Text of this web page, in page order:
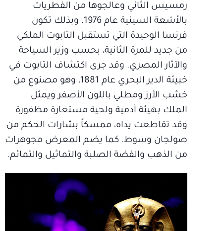
رمسيس الثاني وعالجوها من الفطريات
بالأشعة السينية عام 1976. وبذلك تكون
فرنسا الوحيدة التي تستقبل التابوت الملكي
من جديد للمرة الثانية، بحسب وزير السياحة
والآثار المصري. وقد جرى اكتشاف التابوت في
خبيئة الدير البحري عام 1881، وهو مصنوع من
خشب الأرز ومطلي باللون الأصفر ويمثل
الملك بهيئة آدمية ولحية مستعارة مظفورة
وقد تقاطعت يداه، ممسكاً بشارات الحكم من
صولجان وسوط. كما يضم المعرض مجوهرات
من الذهب والفضة الصلبة والتماثيل والتمائم.